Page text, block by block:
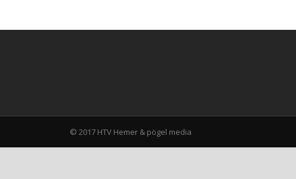
© 2017 HTV Hemer & pögel media